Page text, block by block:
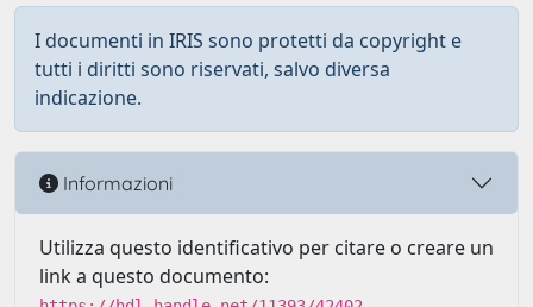
I documenti in IRIS sono protetti da copyright e
tutti i diritti sono riservati, salvo diversa
indicazione.
Informazioni
Utilizza questo identificativo per citare o creare un
link a questo documento: